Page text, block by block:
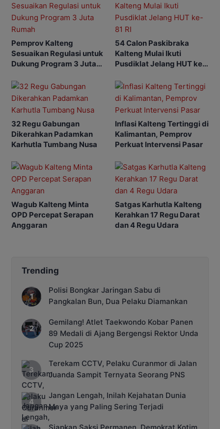
Pemprov Kalteng
Sesuaikan Regulasi untuk
Dukung Program 3 Juta
54 Calon Paskibraka
Kalteng Mulai Ikuti
Pusdiklat Jelang HUT ke-
32 Regu Gabungan
Dikerahkan Padamkan
Karhutla Tumbang Nusa
Inflasi Kalteng Tertinggi di
Kalimantan, Pemprov
Perkuat Intervensi Pasar
Wagub Kalteng Minta
OPD Percepat Serapan
Anggaran
Satgas Karhutla Kalteng
Kerahkan 17 Regu Darat
dan 4 Regu Udara
Trending
Polisi Bongkar Jaringan Sabu di
Pangkalan Bun, Dua Pelaku Diamankan
Gemilang! Atlet Taekwondo Kobar Panen
89 Medali di Ajang Bergengsi Rektor Unda
Cup 2025
Terekam CCTV, Pelaku Curanmor di Jalan
Juanda Sampit Ternyata Seorang PNS
Jangan Lengah, Inilah Kejahatan Dunia
Maya yang Paling Sering Terjadi